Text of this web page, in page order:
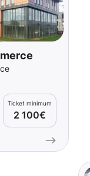
Ticket minimum
2 100€